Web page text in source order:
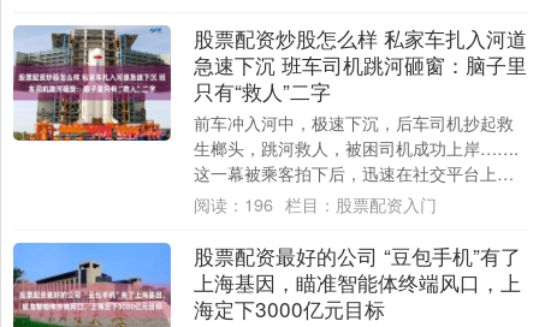
股票配资炒股怎么样 私家车扎入河道
急速下沉 班车司机跳河砸窗：脑子里
只有“救人”二字
前车冲入河中，极速下沉，后车司机抄起救
生榔头，跳河救人，被困司机成功上岸…….
这一幕被乘客拍下后，迅速在社交平台上引
发网友热议。面对赞誉，救人司机汤景群却
阅读： 196 栏目： 股票配资入门
股票配资最好的公司 “豆包手机”有了
上海基因，瞄准智能体终端风口，上
海定下3000亿元目标